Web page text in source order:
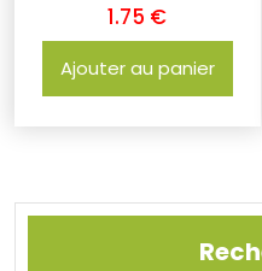
1.75 €
Ajouter au panier